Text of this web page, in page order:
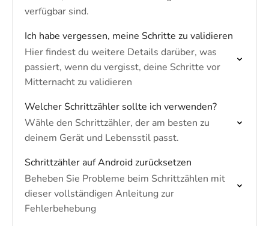
verfügbar sind.
Ich habe vergessen, meine Schritte zu validieren
Hier findest du weitere Details darüber, was
passiert, wenn du vergisst, deine Schritte vor
Mitternacht zu validieren
Welcher Schrittzähler sollte ich verwenden?
Wähle den Schrittzähler, der am besten zu
deinem Gerät und Lebensstil passt.
Schrittzähler auf Android zurücksetzen
Beheben Sie Probleme beim Schrittzählen mit
dieser vollständigen Anleitung zur
Fehlerbehebung